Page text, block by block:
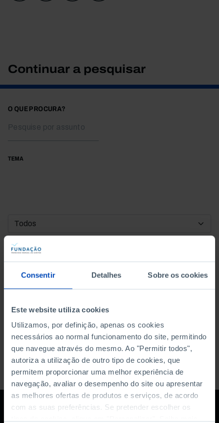
Consentir Detalhes Sobre os cookies
Este website utiliza cookies
Utilizamos, por definição, apenas os cookies
necessários ao normal funcionamento do site, permitindo
que navegue através do mesmo. Ao "Permitir todos",
autoriza a utilização de outro tipo de cookies, que
permitem proporcionar uma melhor experiência de
navegação, avaliar o desempenho do site ou apresentar
as melhores ofertas de produtos e serviços, de acordo
com as suas preferências. Se pretender escolher os
Continuar a pesquisar
O QUE PROCURA?
TEMA
DATA DE INÍCIO
DATA DE FIM